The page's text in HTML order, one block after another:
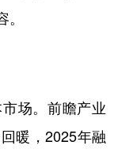
场。前瞻产业
暖，2025年融